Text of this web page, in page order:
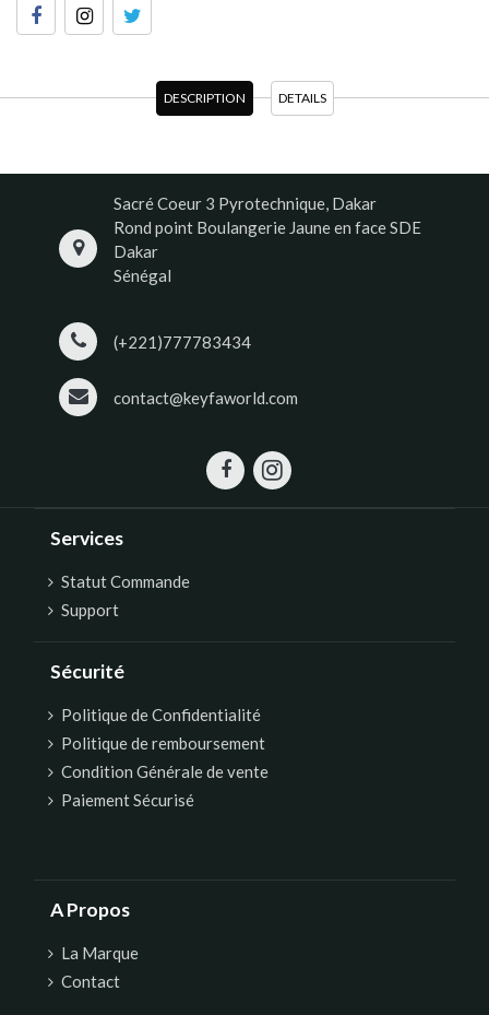
DESCRIPTION DETAILS
Sacré Coeur 3 Pyrotechnique, Dakar
Rond point Boulangerie Jaune en face SDE
Dakar
Sénégal
(+221)777783434
contact@keyfaworld.com
Services
Statut Commande
Support
Sécurité
Politique de Confidentialité
Politique de remboursement
Condition Générale de vente
Paiement Sécurisé
A Propos
La Marque
Contact